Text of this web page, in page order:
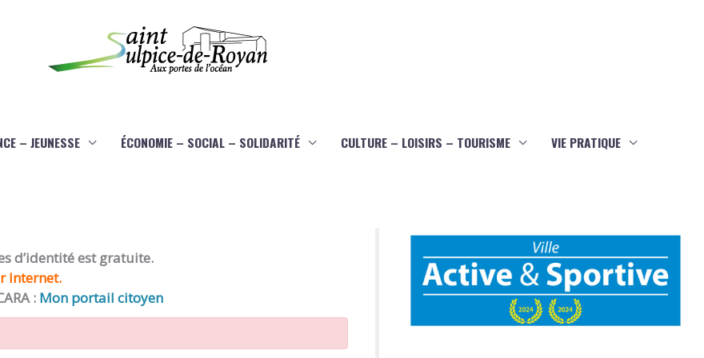
– JEUNESSE ÉCONOMIE – SOCIAL – SOLIDARITÉ CULTURE – LOISIRS – TOURISME VIE PRATIQUE
d’identité est gratuite.
Internet.
: Mon portail citoyen